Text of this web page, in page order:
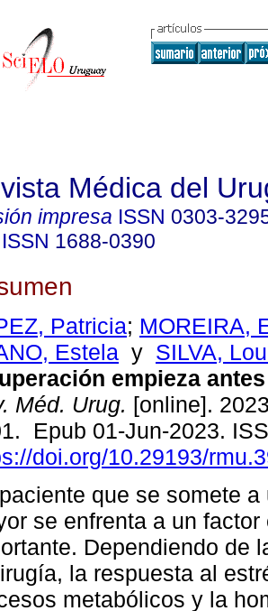
Médica del
impresa ISSN 0303-
ISSN 1688-0390
Patricia; MOREIRA,
Estela y SILVA,
empieza
Méd. Urug. [online].
Epub 01-Jun-2023.
doi.org/10.29193/
que se somete
se enfrenta a un factor
Dependiendo de
la respuesta al
metabólicos y la